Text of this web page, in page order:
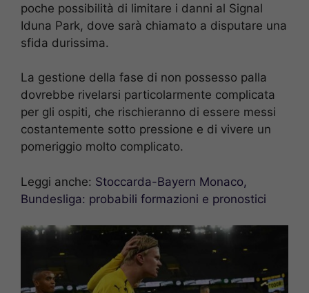
poche possibilità di limitare i danni al Signal
Iduna Park, dove sarà chiamato a disputare una
sfida durissima.
La gestione della fase di non possesso palla
dovrebbe rivelarsi particolarmente complicata
per gli ospiti, che rischieranno di essere messi
costantemente sotto pressione e di vivere un
pomeriggio molto complicato.
Leggi anche: Stoccarda-Bayern Monaco,
Bundesliga: probabili formazioni e pronostici